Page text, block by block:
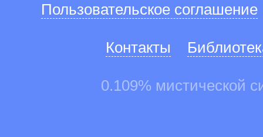
Пользовательское соглашение
Контакты
0.109% мистической